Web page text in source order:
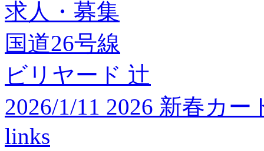
求人・募集
国道26号線
ビリヤード 辻
2026/1/11 2026 新春カ
links